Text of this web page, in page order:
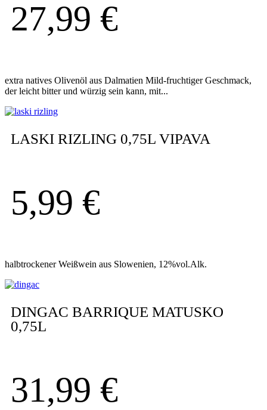
27,99 €
extra natives Olivenöl aus Dalmatien Mild-fruchtiger Geschmack,
der leicht bitter und würzig sein kann, mit...
LASKI RIZLING 0,75L VIPAVA
5,99 €
halbtrockener Weißwein aus Slowenien, 12%vol.Alk.
DINGAC BARRIQUE MATUSKO
0,75L
31,99 €